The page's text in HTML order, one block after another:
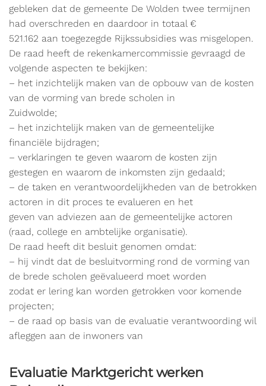
gebleken dat de gemeente De Wolden twee termijnen
had overschreden en daardoor in totaal €
521.162 aan toegezegde Rijkssubsidies was misgelopen.
De raad heeft de rekenkamercommissie gevraagd de
volgende aspecten te bekijken:
– het inzichtelijk maken van de opbouw van de kosten
van de vorming van brede scholen in
Zuidwolde;
– het inzichtelijk maken van de gemeentelijke
financiële bijdragen;
– verklaringen te geven waarom de kosten zijn
gestegen en waarom de inkomsten zijn gedaald;
– de taken en verantwoordelijkheden van de betrokken
actoren in dit proces te evalueren en het
geven van adviezen aan de gemeentelijke actoren
(raad, college en ambtelijke organisatie).
De raad heeft dit besluit genomen omdat:
– hij vindt dat de besluitvorming rond de vorming van
de brede scholen geëvalueerd moet worden
zodat er lering kan worden getrokken voor komende
projecten;
– de raad op basis van de evaluatie verantwoording wil
afleggen aan de inwoners van
Evaluatie Marktgericht werken